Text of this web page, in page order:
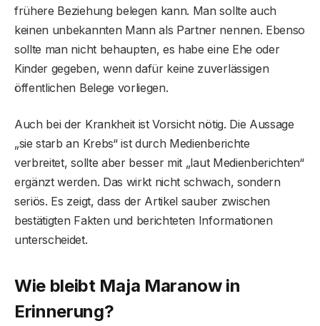
frühere Beziehung belegen kann. Man sollte auch
keinen unbekannten Mann als Partner nennen. Ebenso
sollte man nicht behaupten, es habe eine Ehe oder
Kinder gegeben, wenn dafür keine zuverlässigen
öffentlichen Belege vorliegen.
Auch bei der Krankheit ist Vorsicht nötig. Die Aussage
„sie starb an Krebs“ ist durch Medienberichte
verbreitet, sollte aber besser mit „laut Medienberichten“
ergänzt werden. Das wirkt nicht schwach, sondern
seriös. Es zeigt, dass der Artikel sauber zwischen
bestätigten Fakten und berichteten Informationen
unterscheidet.
Wie bleibt Maja Maranow in
Erinnerung?